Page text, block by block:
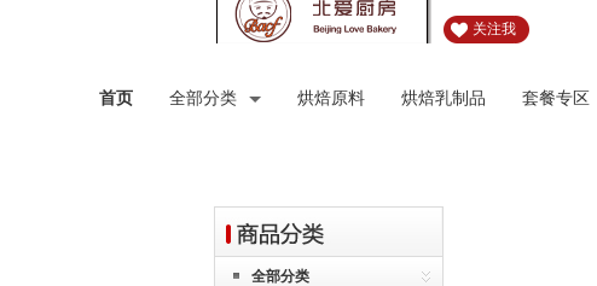
关注我
首页 全部分类 烘焙原料 烘焙乳制品 套餐专区
全部分类